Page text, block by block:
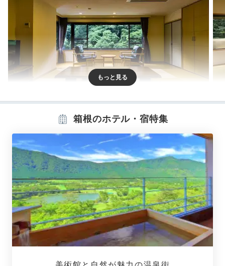
せせらぎ亭 け
客室は49室。須雲川の清流を望む川側と湯坂山を望む
山側があり、違う角度から箱根の眺望が楽しめますよ。
贅沢に過ごしたいなら、庭園露天風呂や半露天風呂付き
客室がおすすめ。一部を除いて温泉の出る内風呂付き。
y.mog_mog
和室に宿泊。小上がりもあって広く感じました。窓から
は滝や川も見えました。年季は感じられましたが、それ
+4
箱根のホテル・宿特集